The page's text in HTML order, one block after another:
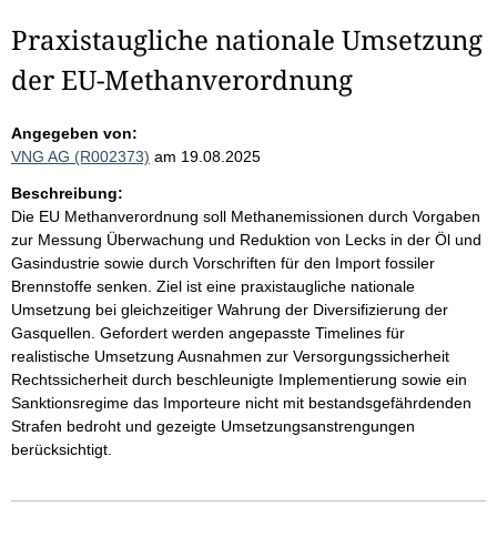
Praxistaugliche nationale Umsetzung
der EU-Methanverordnung
Angegeben von:
VNG AG (R002373) am 19.08.2025
Beschreibung:
Die EU Methanverordnung soll Methanemissionen durch Vorgaben
zur Messung Überwachung und Reduktion von Lecks in der Öl und
Gasindustrie sowie durch Vorschriften für den Import fossiler
Brennstoffe senken. Ziel ist eine praxistaugliche nationale
Umsetzung bei gleichzeitiger Wahrung der Diversifizierung der
Gasquellen. Gefordert werden angepasste Timelines für
realistische Umsetzung Ausnahmen zur Versorgungssicherheit
Rechtssicherheit durch beschleunigte Implementierung sowie ein
Sanktionsregime das Importeure nicht mit bestandsgefährdenden
Strafen bedroht und gezeigte Umsetzungsanstrengungen
berücksichtigt.